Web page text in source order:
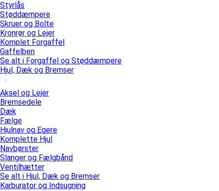
Styrlås
Støddæmpere
Skruer og Bolte
Kronrør og Lejer
Komplet Forgaffel
Gaffelben
Se alt i Forgaffel og Støddæmpere
Hjul, Dæk og Bremser
Aksel og Lejer
Bremsedele
Dæk
Fælge
Hjulnav og Egere
Komplette Hjul
Navbørster
Slanger og Fælgbånd
Ventilhætter
Se alt i Hjul, Dæk og Bremser
Karburator og Indsugning